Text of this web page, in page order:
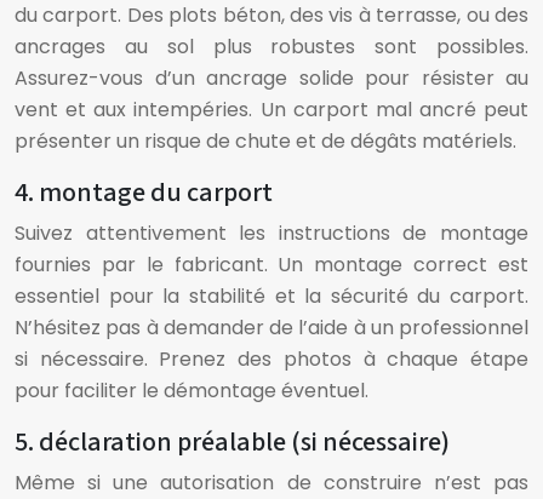
du carport. Des plots béton, des vis à terrasse, ou des
ancrages au sol plus robustes sont possibles.
Assurez-vous d’un ancrage solide pour résister au
vent et aux intempéries. Un carport mal ancré peut
présenter un risque de chute et de dégâts matériels.
4. montage du carport
Suivez attentivement les instructions de montage
fournies par le fabricant. Un montage correct est
essentiel pour la stabilité et la sécurité du carport.
N’hésitez pas à demander de l’aide à un professionnel
si nécessaire. Prenez des photos à chaque étape
pour faciliter le démontage éventuel.
5. déclaration préalable (si nécessaire)
Même si une autorisation de construire n’est pas